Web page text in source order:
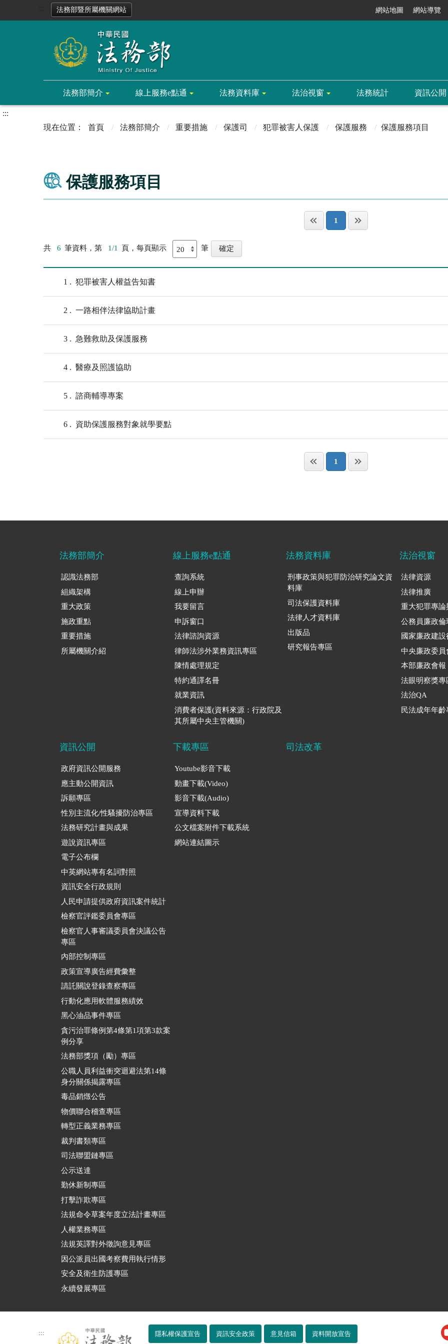
法務部暨所屬機關網站 網站地圖 網站導覽
法務部簡介 線上服務e點通 法務資料庫 法治視窗 法務統計 資訊公開
:::
首頁
法務部簡介 重要措施 保護司 犯罪被害人保護 保護服務 保護服務項目
保護服務項目
1
共 6 筆資料，第 1/1 頁，每頁顯示 筆
1 犯罪被害人權益告知書
2 一路相伴法律協助計畫
3 急難救助及保護服務
4 醫療及照護協助
5 諮商輔導專案
6 資助保護服務對象就學要點
1
法務部簡介
認識法務部
組織架構
重大政策
施政重點
重要措施
所屬機關介紹
線上服務e點通
查詢系統
線上申辦
我要留言
申訴窗口
法律諮詢資源
律師法涉外業務資訊專區
陳情處理規定
特約通譯名冊
就業資訊
消費者保護(資料來源：行政院及
其所屬中央主管機關)
法務資料庫
刑事政策與犯罪防治研究論文資
料庫
司法保護資料庫
法律人才資料庫
出版品
研究報告專區
法治視窗
法律資源
法律推廣
重大犯罪專論
公務員廉政倫
國家廉政建
中央廉政委員
本部廉政會報
法眼明察獎專
法治QA
民法成年年齡
資訊公開
政府資訊公開服務
應主動公開資訊
訴願專區
性別主流化/性騷擾防治專區
法務研究計畫與成果
遊說資訊專區
電子公布欄
中英網站專有名詞對照
資訊安全行政規則
人民申請提供政府資訊案件統計
檢察官評鑑委員會專區
檢察官人事審議委員會決議公告
專區
內部控制專區
政策宣導廣告經費彙整
請託關說登錄查察專區
行動化應用軟體服務績效
黑心油品事件專區
貪污治罪條例第4條第1項第3款案
例分享
法務部獎項（勵）專區
公職人員利益衝突迴避法第14條
身分關係揭露專區
毒品銷燬公告
物價聯合稽查專區
轉型正義業務專區
裁判書類專區
司法聯盟鏈專區
公示送達
勤休新制專區
打擊詐欺專區
法規命令草案年度立法計畫專區
人權業務專區
法規英譯對外徵詢意見專區
因公派員出國考察費用執行情形
安全及衛生防護專區
永續發展專區
下載專區
Youtube影音下載
動畫下載(Video)
影音下載(Audio)
宣導資料下載
公文檔案附件下載系統
網站連結圖示
司法改革
::: 隱私權保護宣告 資訊安全政策 意見信箱 資料開放宣告